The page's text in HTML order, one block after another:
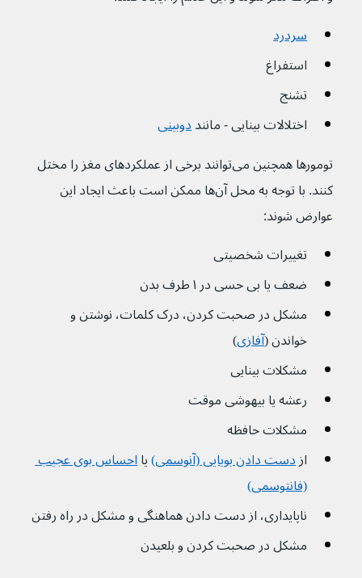
سردرد
استفراغ
تشنج
اختلالات بینایی - مانند دوبینی
تومورها همچنین می‌توانند برخی از عملکردهای مغز را مختل
کنند. با توجه به محل آن‌ها ممکن است باعث ایجاد این
عوارض شوند:
تغییرات شخصیتی
ضعف یا بی حسی در ۱ طرف بدن
مشکل در صحبت کردن، درک کلمات، نوشتن و
خواندن (آفازی)
مشکلات بینایی
رعشه یا بیهوشی موقت
مشکلات حافظه
از دست دادن بویایی (آنوسمی)یا احساس بوی عجیب
(فانتوسمی)
ناپایداری، از دست دادن هماهنگی و مشکل در راه رفتن
مشکل در صحبت کردن و بلعیدن